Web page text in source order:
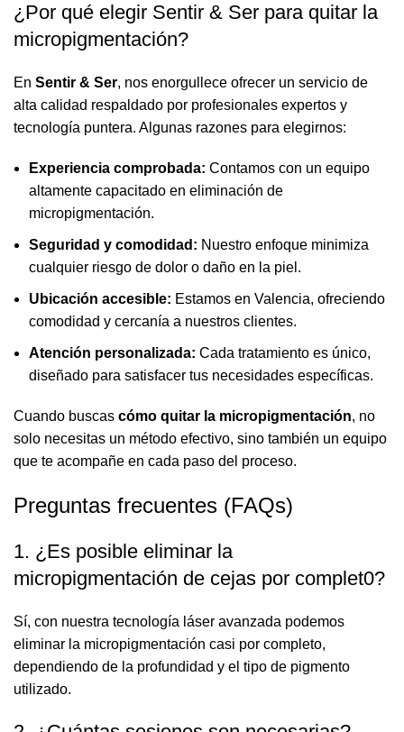
¿Por qué elegir Sentir & Ser para quitar la
micropigmentación?
En Sentir & Ser, nos enorgullece ofrecer un servicio de
alta calidad respaldado por profesionales expertos y
tecnología puntera. Algunas razones para elegirnos:
Experiencia comprobada: Contamos con un equipo
altamente capacitado en eliminación de
micropigmentación.
Seguridad y comodidad: Nuestro enfoque minimiza
cualquier riesgo de dolor o daño en la piel.
Ubicación accesible: Estamos en Valencia, ofreciendo
comodidad y cercanía a nuestros clientes.
Atención personalizada: Cada tratamiento es único,
diseñado para satisfacer tus necesidades específicas.
Cuando buscas cómo quitar la micropigmentación, no
solo necesitas un método efectivo, sino también un equipo
que te acompañe en cada paso del proceso.
Preguntas frecuentes (FAQs)
1. ¿Es posible eliminar la
micropigmentación de cejas por complet0?
Sí, con nuestra tecnología láser avanzada podemos
eliminar la micropigmentación casi por completo,
dependiendo de la profundidad y el tipo de pigmento
utilizado.